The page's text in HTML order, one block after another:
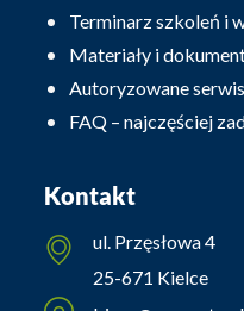
Terminarz szkoleń i
Materiały i
Autoryzowane
FAQ – najczęściej
Kontakt
ul. Przęsłowa 4
25-671 Kielce